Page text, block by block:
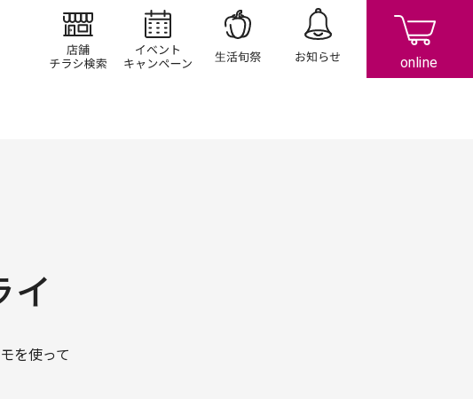
店舗/チラシ検索イベント/キャンペーン
生活旬祭 お知らせ
イ
を使って